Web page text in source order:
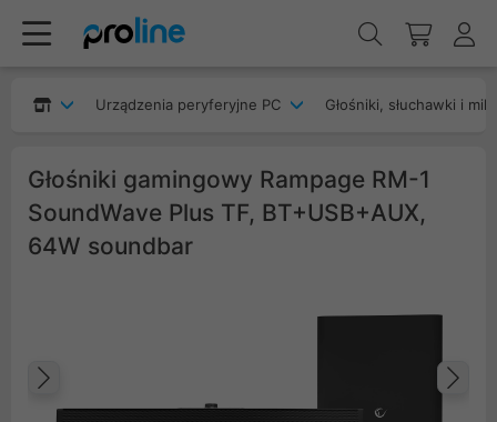
Urządzenia peryferyjne PC Głośniki, słuchawki i
Głośniki gamingowy Rampage RM-1
SoundWave Plus TF, BT+USB+AUX,
64W soundbar
Poprzedni